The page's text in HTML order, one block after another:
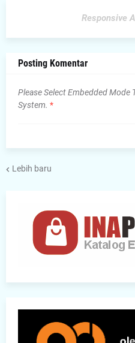
Responsive
Posting Komentar
Please Select Embedded Mode
System. *
Lebih baru